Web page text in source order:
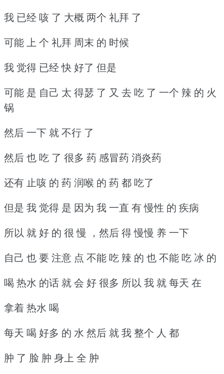
我 已经 咳 了 大概 两个 礼拜 了
可能 上 个 礼拜 周末 的 时候
我 觉得 已经 快 好了 但是
可能 是 自己 太 得瑟 了 又 去 吃 了 一个 辣 的 火
锅
然后 一下 就 不行 了
然后 也 吃 了 很多 药 感冒药 消炎药
还有 止咳 的 药 润喉 的 药 都 吃了
但是 我 觉得 是 因为 我 一直 有 慢性 的 疾病
所以 就 好 的 很 慢 ，然后 得 慢慢 养 一下
自己 也 要 注意 点 不能 吃 辣 的 也 不能 吃 冰 的
喝 热水 的话 就 会 好 很多 所以 我 就 每天 在
拿着 热水 喝
每天 喝 好多 的 水 然后 就 我 整个 人 都
肿 了 脸 肿 身上 全 肿